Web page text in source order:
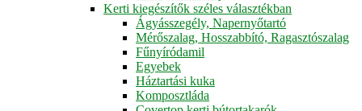
Kerti kiegészítők széles választékban
Ágyásszegély, Napernyőtartó
Mérőszalag, Hosszabbító, Ragasztószalag
Fűnyíródamil
Egyebek
Háztartási kuka
Komposztláda